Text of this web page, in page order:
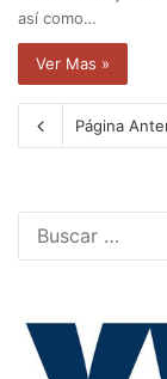
así como…
Ver Mas »
Página